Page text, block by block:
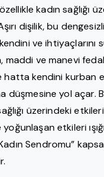
kadın sağlığı
dişilik, bu
ve ihtiyaçlarını
maddi ve manevi
hatta kendini kurban
düşmesine yol açar.
üzerindeki
etkileri
Sendromu”